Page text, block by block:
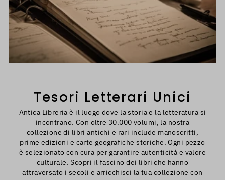
Tesori Letterari Unici
Antica Libreria è il luogo dove la storia e la letteratura si
incontrano. Con oltre 30.000 volumi, la nostra
collezione di libri antichi e rari include manoscritti,
prime edizioni e carte geografiche storiche. Ogni pezzo
è selezionato con cura per garantire autenticità e valore
culturale. Scopri il fascino dei libri che hanno
attraversato i secoli e arricchisci la tua collezione con